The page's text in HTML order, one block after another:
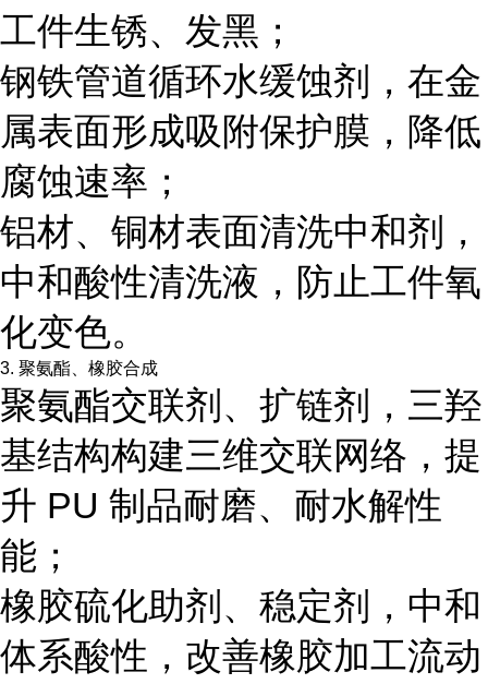
工件生锈、发黑；
钢铁管道循环水缓蚀剂，在金
属表面形成吸附保护膜，降低
腐蚀速率；
铝材、铜材表面清洗中和剂，
中和酸性清洗液，防止工件氧
化变色。
3. 聚氨酯、橡胶合成
聚氨酯交联剂、扩链剂，三羟
基结构构建三维交联网络，提
升 PU 制品耐磨、耐水解性
能；
橡胶硫化助剂、稳定剂，中和
体系酸性，改善橡胶加工流动